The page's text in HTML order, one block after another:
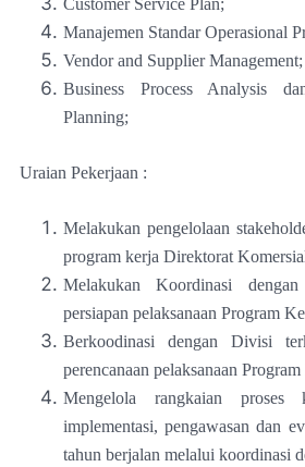
Customer Service Plan;
Manajemen Standar Operasional
Vendor and Supplier Management;
Business Process Analysis
Planning;
Uraian Pekerjaan :
Melakukan pengelolaan
program kerja Direktorat
Melakukan Koordinasi
persiapan pelaksanaan Program
Berkoodinasi dengan Divisi
perencanaan pelaksanaan
Mengelola rangkaian proses
implementasi, pengawasan dan
tahun berjalan melalui koordinasi